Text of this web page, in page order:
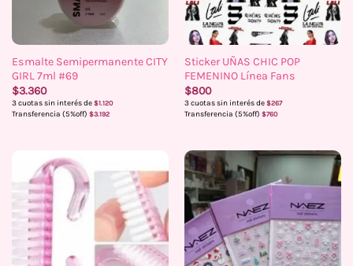
Esmalte Semipermanente CITY
GIRL 7ml #69
$3.360
3 cuotas sin interés de $1.120
Transferencia (5%off) $3.192
Sticker UÑAS CHIC POP
FEMENINO Línea Fans
$800
3 cuotas sin interés de $267
Transferencia (5%off) $760